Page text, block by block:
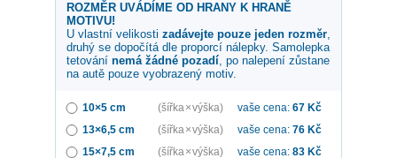
ROZMĚR UVÁDÍME OD HRANY K HRANĚ
MOTIVU!
U vlastní velikosti zadávejte pouze jeden rozměr,
druhý se dopočítá dle proporcí nálepky. Samolepka
tetování nemá žádné pozadí, po nalepení zůstane
na autě pouze vyobrazený motiv.
10×5 cm (šířka × výška) vaše cena: 67 Kč
13×6,5 cm
(šířka × výška) vaše cena: 76 Kč
15×7,5 cm
(šířka × výška) vaše cena: 83 Kč